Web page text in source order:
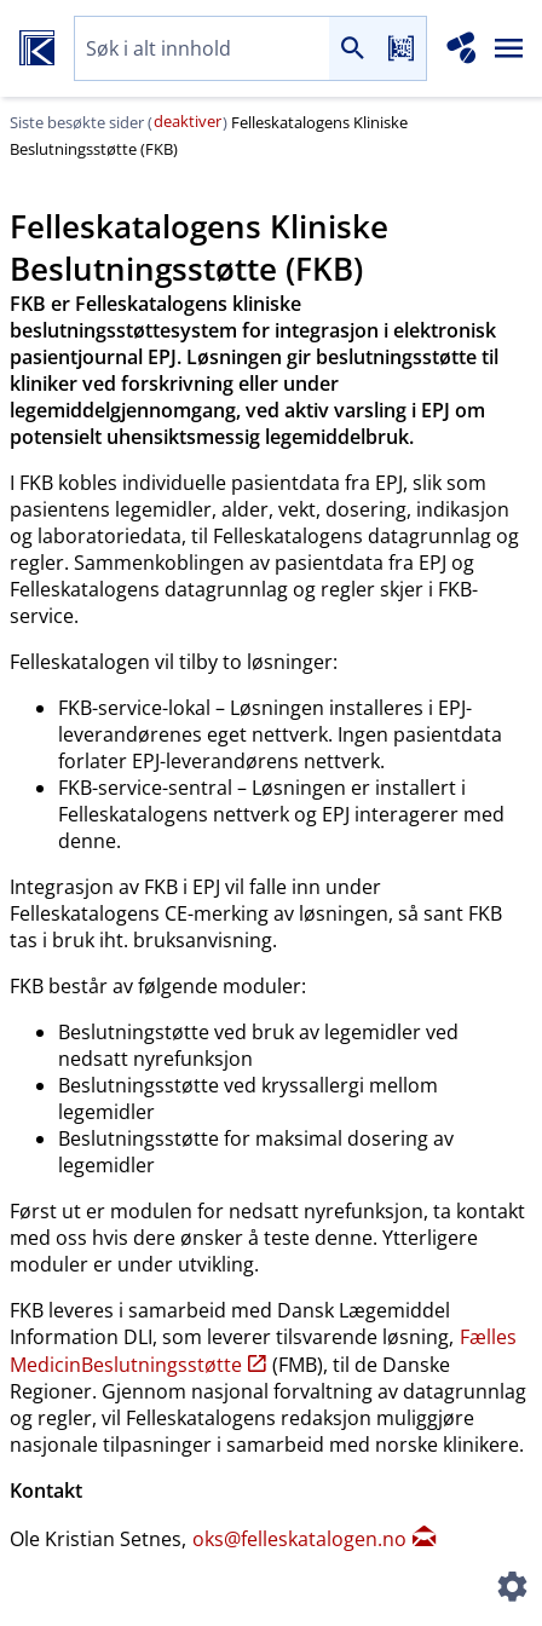
Siste besøkte sider (deaktiver) Felleskatalogens Kliniske
Beslutningsstøtte (FKB)
Felleskatalogens Kliniske
Beslutningsstøtte (FKB)
FKB er Felleskatalogens kliniske
beslutningsstøttesystem for integrasjon i elektronisk
pasientjournal EPJ. Løsningen gir beslutningsstøtte til
kliniker ved forskrivning eller under
legemiddelgjennomgang, ved aktiv varsling i EPJ om
potensielt uhensiktsmessig legemiddelbruk.
I FKB kobles individuelle pasientdata fra EPJ, slik som
pasientens legemidler, alder, vekt, dosering, indikasjon
og laboratoriedata, til Felleskatalogens datagrunnlag og
regler. Sammenkoblingen av pasientdata fra EPJ og
Felleskatalogens datagrunnlag og regler skjer i FKB-
service.
Felleskatalogen vil tilby to løsninger:
FKB-service-lokal – Løsningen installeres i EPJ-
leverandørenes eget nettverk. Ingen pasientdata
forlater EPJ-leverandørens nettverk.
FKB-service-sentral – Løsningen er installert i
Felleskatalogens nettverk og EPJ interagerer med
denne.
Integrasjon av FKB i EPJ vil falle inn under
Felleskatalogens CE-merking av løsningen, så sant FKB
tas i bruk iht. bruksanvisning.
FKB består av følgende moduler:
Beslutningstøtte ved bruk av legemidler ved
nedsatt nyrefunksjon
Beslutningsstøtte ved kryssallergi mellom
legemidler
Beslutningsstøtte for maksimal dosering av
legemidler
Først ut er modulen for nedsatt nyrefunksjon, ta kontakt
med oss hvis dere ønsker å teste denne. Ytterligere
moduler er under utvikling.
FKB leveres i samarbeid med Dansk Lægemiddel
Information DLI, som leverer tilsvarende løsning, Fælles
MedicinBeslutningsstøtte
(FMB), til de Danske
Regioner. Gjennom nasjonal forvaltning av datagrunnlag
og regler, vil Felleskatalogens redaksjon muliggjøre
nasjonale tilpasninger i samarbeid med norske klinikere.
Kontakt
Ole Kristian Setnes, oks@felleskatalogen.no